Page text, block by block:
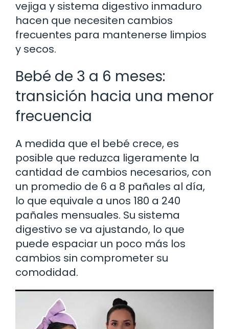
vejiga y sistema digestivo inmaduro
hacen que necesiten cambios
frecuentes para mantenerse limpios
y secos.
Bebé de 3 a 6 meses:
transición hacia una menor
frecuencia
A medida que el bebé crece, es
posible que reduzca ligeramente la
cantidad de cambios necesarios, con
un promedio de 6 a 8 pañales al día,
lo que equivale a unos 180 a 240
pañales mensuales. Su sistema
digestivo se va ajustando, lo que
puede espaciar un poco más los
cambios sin comprometer su
comodidad.